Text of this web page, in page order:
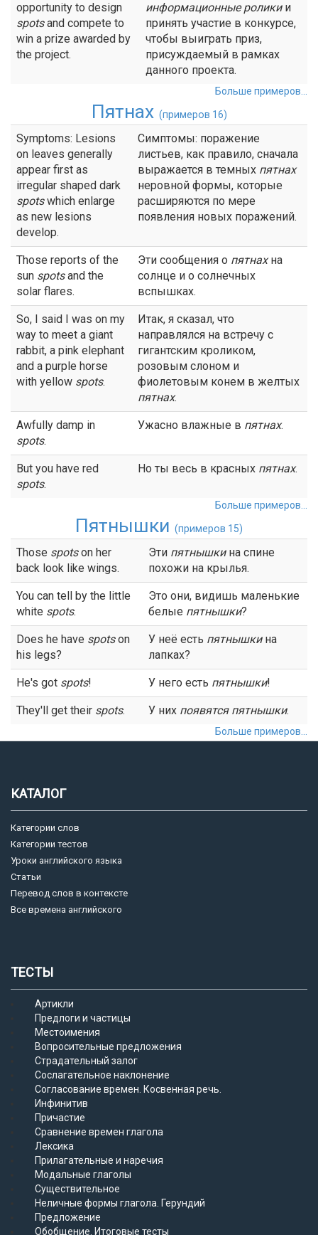
opportunity to design
spotsand compete to
win a prize awarded by
the project.
информационныероликии
принять участие в конкурсе,
чтобы выиграть приз,
присуждаемый в рамках
данного проекта.
Больше примеров...
Пятнах (примеров 16)
Symptoms: Lesions
on leaves generally
appear first as
irregular shaped dark
spotswhich enlarge
as new lesions
develop.
Симптомы: поражение
листьев, как правило, сначала
выражается в темных пятнах
неровной формы, которые
расширяются по мере
появления новых поражений.
Those reports of the
sun spotsand the
solar flares.
Эти сообщения о пятнахна
солнце и о солнечных
вспышках.
So, I said I was on my
way to meet a giant
rabbit, a pink elephant
and a purple horse
with yellow spots.
Итак, я сказал, что
направлялся на встречу с
гигантским кроликом,
розовым слоном и
фиолетовым конем в желтых
пятнах.
Awfully damp in
spots.
Ужасно влажные в пятнах.
But you have red
spots.
Но ты весь в красных пятнах.
Больше примеров...
Пятнышки (примеров 15)
Those spotson her
back look like wings.
Эти пятнышкина спине
похожи на крылья.
You can tell by the little
white spots.
Это они, видишь маленькие
белые пятнышки?
Does he have spotson
his legs?
У неё есть пятнышкина
лапках?
He's got spots! У него есть пятнышки!
They'll get their spots. У них появятся пятнышки.
Больше примеров...
КАТАЛОГ
Категории слов
Категории тестов
Уроки английского языка
Статьи
Перевод слов в контексте
Все времена английского
ТЕСТЫ
Артикли
Предлоги и частицы
Местоимения
Вопросительные предложения
Страдательный залог
Сослагательное наклонение
Согласование времен. Косвенная речь.
Инфинитив
Причастие
Сравнение времен глагола
Лексика
Прилагательные и наречия
Модальные глаголы
Существительное
Неличные формы глагола. Герундий
Предложение
Обобщение. Итоговые тесты